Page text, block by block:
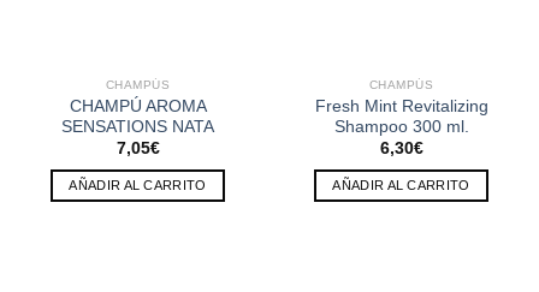
CHAMPÚS
CHAMPÚ AROMA
SENSATIONS NATA
7,05€
AÑADIR AL CARRITO
CHAMPÚS
Fresh Mint Revitalizing
Shampoo 300 ml.
6,30€
AÑADIR AL CARRITO